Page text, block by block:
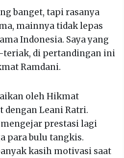
banget, tapi rasanya
mainnya tidak lepas
Indonesia. Saya yang
teriak, di pertandingan ini
Ramdani.
oleh Hikmat
dengan Leani Ratri.
prestasi lagi
para bulu tangkis.
kasih motivasi saat